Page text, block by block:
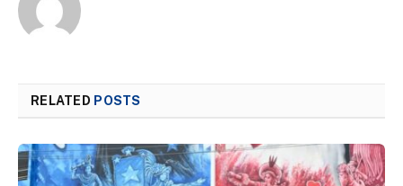
RELATED POSTS